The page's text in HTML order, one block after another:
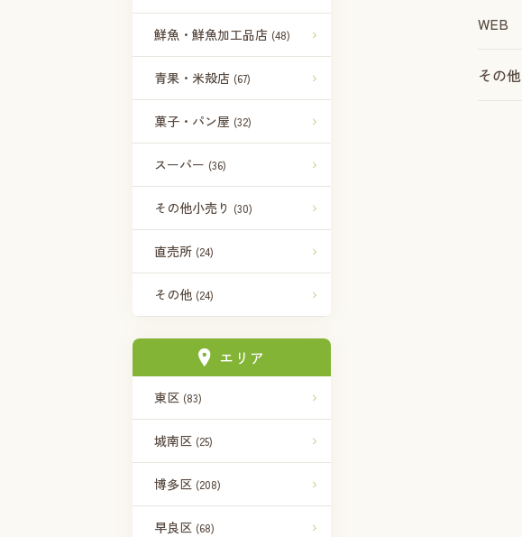
鮮魚・鮮魚加工品店 (48)
青果・米殻店 (67)
菓子・パン屋 (32)
スーパー (36)
その他小売り (30)
直売所 (24)
その他 (24)
エリア
東区 (83)
城南区 (25)
博多区 (208)
早良区 (68)
WEB
その他